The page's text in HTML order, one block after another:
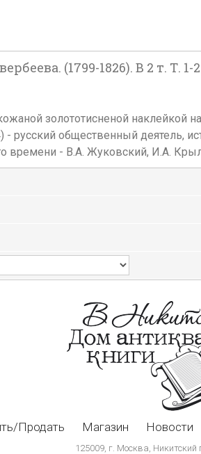
(1799-1826). В 2 т. Т.
золототисненой наклейкой
общественный деятель,
времени - В.А. Жуковский, И.А.
Продать Магазин Новости
125009, г. Москва, Никитский